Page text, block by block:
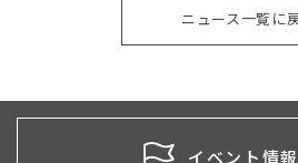
2026年7月
2026年5月
2026年4月
ニュース一覧に
イベント情